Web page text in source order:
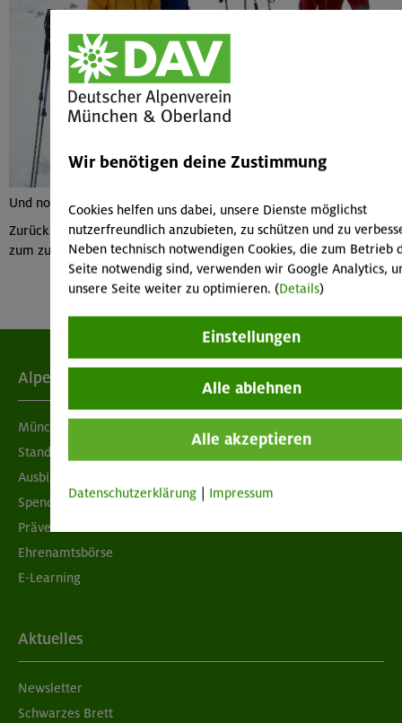
Und noch ein Gipfelfoto
Zurück zu den verfügbarenTourenberichten und Bildernoder
zum zugehörigenTourenbericht
Alpenverein
München & Oberland
Standorte
Ausbildung & Jobs
Spenden
Prävention sexualisierter Gewalt
Ehrenamtsbörse
E-Learning
Aktuelles
Newsletter
Schwarzes Brett
Wir benötigen deine Zustimmung
Cookies helfen uns dabei, unsere Dienste möglichst
nutzerfreundlich anzubieten, zu schützen und zu
Neben technisch notwendigen Cookies, die zum Betrieb
Seite notwendig sind, verwenden wir Google Analytics,
unsere Seite weiter zu optimieren. (Details)
Einstellungen
Alle ablehnen
Alle akzeptieren
Datenschutzerklärung Impressum